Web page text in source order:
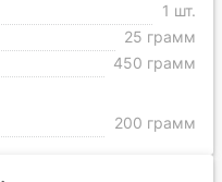
1 шт.
25 грамм
450 грамм
200 грамм